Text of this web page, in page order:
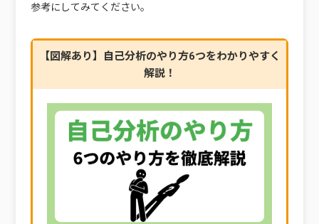
参考にしてみてください。
【図解あり】自己分析のやり方6つをわかりやすく
解説！